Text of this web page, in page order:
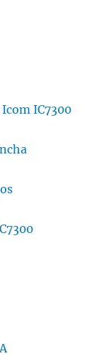
IC7300